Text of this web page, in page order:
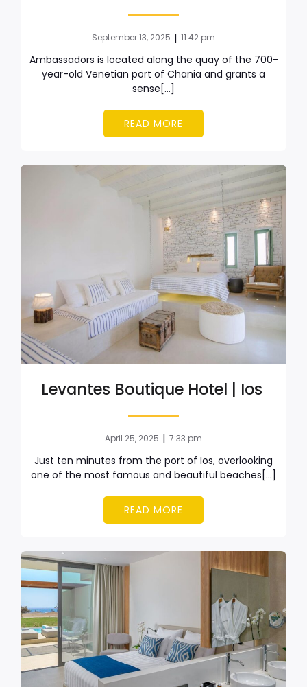
September 13, 2025 | 11:42 pm
Ambassadors is located along the quay of the 700-
year-old Venetian port of Chania and grants a
sense[…]
READ MORE
Levantes Boutique Hotel | Ios
April 25, 2025 | 7:33 pm
Just ten minutes from the port of Ios, overlooking
one of the most famous and beautiful beaches[…]
READ MORE